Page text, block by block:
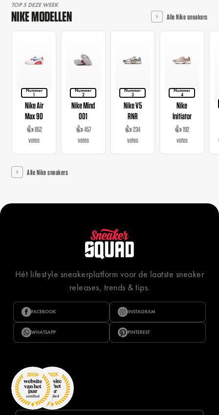
TOP 5 DEZE WEEK
NIKE MODELLEN Alle Nike sneakers
Nummer
1
Nike Air
Max 90
👍 852
votes
Nummer
2
Nike Mind
001
👍 457
votes
Nummer
3
Nike V5
RNR
👍 234
votes
Nummer
4
Nike
Initiator
👍 192
votes
Alle Nike sneakers
Hét lifestyle sneakerplatform voor de laatste sneaker
releases, trends & tips.
FACEBOOK INSTAGRAM
WHATSAPP PINTEREST